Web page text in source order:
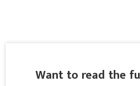
Want to read the